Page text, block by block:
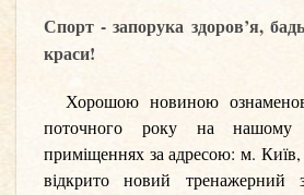
Спорт - запорука здоров’я,
краси!
Хорошою новиною
поточного року на нашому
приміщеннях за адресою: м.
відкрито новий